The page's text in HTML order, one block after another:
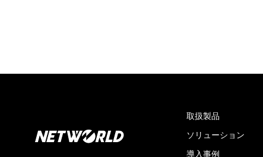
取扱製品
ソリューション
導入事例